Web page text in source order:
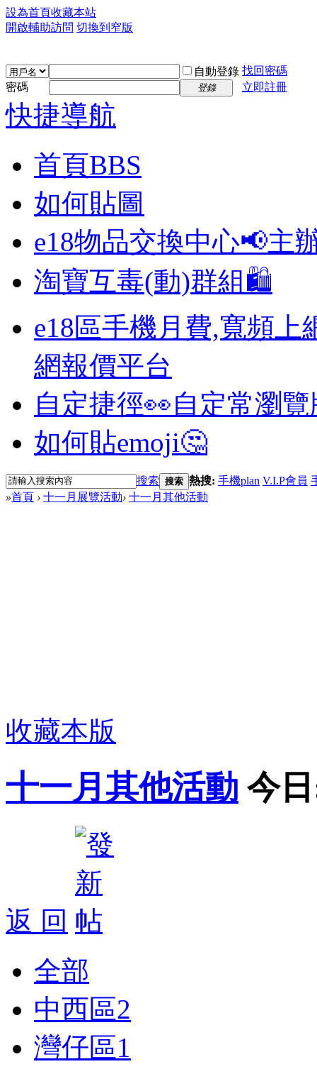
設為首頁收藏本站
開啟輔助訪問 切換到窄版
自動登錄 找回密碼
密碼
登錄 立即註冊
快捷導航
首頁BBS
如何貼圖
e18物品交換中心📢主
淘寶互毒(動)群組🛍️
e18區手機月費,寬頻上
網報價平台
自定捷徑👀自定常瀏
如何貼emoji🤔
搜索 搜索 熱搜: 手機plan V.I.P會員
»首頁 › 十一月展覽活動› 十一月其他活動
收藏本版
十一月其他活動 今
返 回
全部
中西區2
灣仔區1